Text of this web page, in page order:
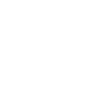
空氣品質資料請開啟